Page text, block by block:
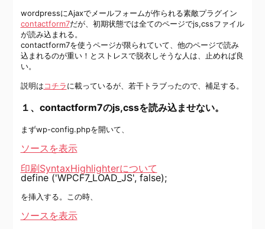
wordpressにAjaxでメールフォームが作られる素敵プラグイン
contactform7だが、初期状態では全てのページでjs,cssファイル
が読み込まれる。
contactform7を使うページが限られていて、他のページで読み
込まれるのが重い！とストレスで脱衣しそうな人は、止めれば良
い。
説明はコチラに載っているが、若干トラブったので、補足する。
１、contactform7のjs,cssを読み込ませない。
まずwp-config.phpを開いて、
ソースを表示
印刷SyntaxHighlighterについて
define ('WPCF7_LOAD_JS', false);
を挿入する。この時、
ソースを表示